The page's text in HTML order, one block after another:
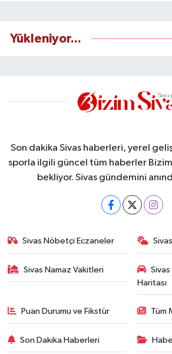
Yükleniyor...
Son dakika Sivas haberleri, yerel
sporla ilgili güncel tüm haberler Bizim
bekliyor. Sivas gündemini
Sivas Nöbetçi Eczaneler
Sivas Namaz Vakitleri
Haritası
Puan Durumu ve Fikstür Tüm
Son Dakika Haberleri